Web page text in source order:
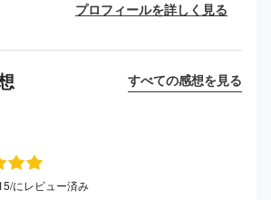
プロフィールを詳しく見る
すべての感想を見る
にレビュー済み